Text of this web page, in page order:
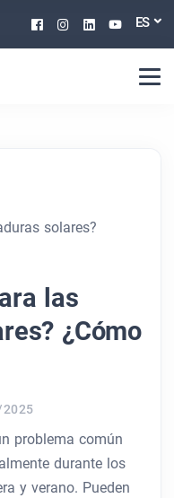
Facebook
Instagram
Linkedin
ES
solares?
las
¿Cómo
problema común
durante los
y verano. Pueden